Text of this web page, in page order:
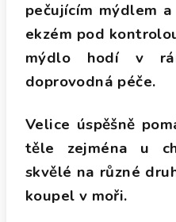
pečujícím mýdlem
ekzém pod
mýdlo hodí v
doprovodná péče.
Velice úspěšně
těle zejména u
skvělé na různé
koupel v moři.